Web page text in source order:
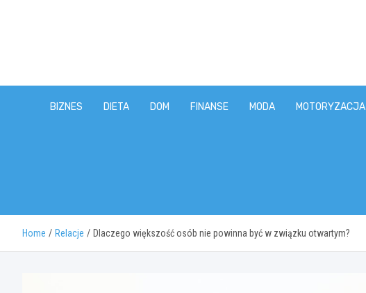
BIZNES DIETA DOM FINANSE MODA MOTORYZACJA
Home Relacje Dlaczego większość osób nie powinna być w związku otwartym?